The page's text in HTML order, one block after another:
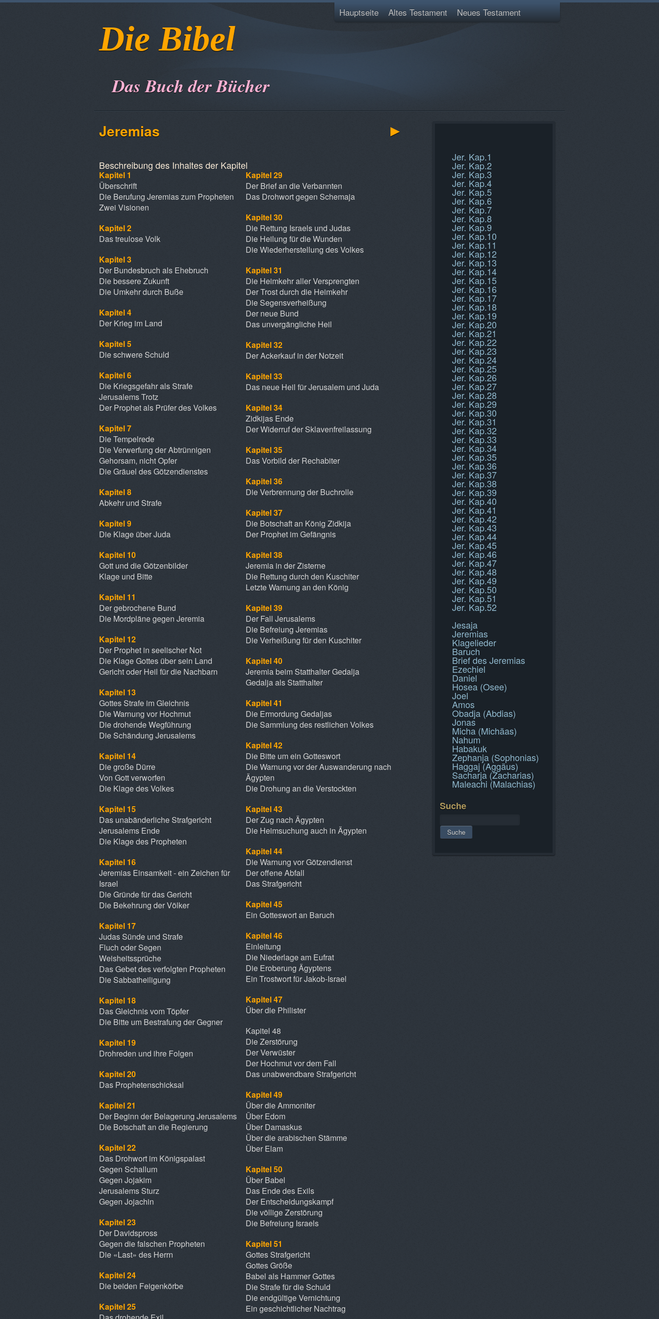
Die Bibel
Das Buch der Bücher
Hauptseite Altes Testament Neues Testament
Jeremias ►
Beschreibung des Inhaltes der Kapitel
Kapitel 1
Überschrift
Die Berufung Jeremias zum Propheten
Zwei Visionen
Kapitel 2
Das treulose Volk
Kapitel 3
Der Bundesbruch als Ehebruch
Die bessere Zukunft
Die Umkehr durch Buße
Kapitel 4
Der Krieg im Land
Kapitel 5
Die schwere Schuld
Kapitel 6
Die Kriegsgefahr als Strafe
Jerusalems Trotz
Der Prophet als Prüfer des Volkes
Kapitel 7
Die Tempelrede
Die Verwerfung der Abtrünnigen
Gehorsam, nicht Opfer
Die Gräuel des Götzendienstes
Kapitel 8
Abkehr und Strafe
Kapitel 9
Die Klage über Juda
Kapitel 10
Gott und die Götzenbilder
Klage und Bitte
Kapitel 11
Der gebrochene Bund
Die Mordpläne gegen Jeremia
Kapitel 12
Der Prophet in seelischer Not
Die Klage Gottes über sein Land
Gericht oder Heil für die Nachbarn
Kapitel 13
Gottes Strafe im Gleichnis
Die Warnung vor Hochmut
Die drohende Wegführung
Die Schändung Jerusalems
Kapitel 14
Die große Dürre
Von Gott verworfen
Die Klage des Volkes
Kapitel 15
Das unabänderliche Strafgericht
Jerusalems Ende
Die Klage des Propheten
Kapitel 16
Jeremias Einsamkeit - ein Zeichen für
Israel
Die Gründe für das Gericht
Die Bekehrung der Völker
Kapitel 17
Judas Sünde und Strafe
Fluch oder Segen
Weisheitssprüche
Das Gebet des verfolgten Propheten
Die Sabbatheiligung
Kapitel 18
Das Gleichnis vom Töpfer
Die Bitte um Bestrafung der Gegner
Kapitel 19
Drohreden und ihre Folgen
Kapitel 20
Das Prophetenschicksal
Kapitel 21
Der Beginn der Belagerung Jerusalems
Die Botschaft an die Regierung
Kapitel 22
Das Drohwort im Königspalast
Gegen Schallum
Gegen Jojakim
Jerusalems Sturz
Gegen Jojachin
Kapitel 23
Der Davidspross
Gegen die falschen Propheten
Die «Last» des Herrn
Kapitel 24
Die beiden Feigenkörbe
Kapitel 25
Kapitel 29
Der Brief an die Verbannten
Das Drohwort gegen Schemaja
Kapitel 30
Die Rettung Israels und Judas
Die Heilung für die Wunden
Die Wiederherstellung des Volkes
Kapitel 31
Die Heimkehr aller Versprengten
Der Trost durch die Heimkehr
Die Segensverheißung
Der neue Bund
Das unvergängliche Heil
Kapitel 32
Der Ackerkauf in der Notzeit
Kapitel 33
Das neue Heil für Jerusalem und Juda
Kapitel 34
Zidkijas Ende
Der Widerruf der Sklavenfreilassung
Kapitel 35
Das Vorbild der Rechabiter
Kapitel 36
Die Verbrennung der Buchrolle
Kapitel 37
Die Botschaft an König Zidkija
Der Prophet im Gefängnis
Kapitel 38
Jeremia in der Zisterne
Die Rettung durch den Kuschiter
Letzte Warnung an den König
Kapitel 39
Der Fall Jerusalems
Die Befreiung Jeremias
Die Verheißung für den Kuschiter
Kapitel 40
Jeremia beim Statthalter Gedalja
Gedalja als Statthalter
Kapitel 41
Die Ermordung Gedaljas
Die Sammlung des restlichen Volkes
Kapitel 42
Die Bitte um ein Gotteswort
Die Warnung vor der Auswanderung nach
Ägypten
Die Drohung an die Verstockten
Kapitel 43
Der Zug nach Ägypten
Die Heimsuchung auch in Ägypten
Kapitel 44
Die Warnung vor Götzendienst
Der offene Abfall
Das Strafgericht
Kapitel 45
Ein Gotteswort an Baruch
Kapitel 46
Einleitung
Die Niederlage am Eufrat
Die Eroberung Ägyptens
Ein Trostwort für Jakob-Israel
Kapitel 47
Über die Philister
Kapitel 48
Die Zerstörung
Der Verwüster
Der Hochmut vor dem Fall
Das unabwendbare Strafgericht
Kapitel 49
Über die Ammoniter
Über Edom
Über Damaskus
Über die arabischen Stämme
Über Elam
Kapitel 50
Über Babel
Das Ende des Exils
Der Entscheidungskampf
Die völlige Zerstörung
Die Befreiung Israels
Kapitel 51
Gottes Strafgericht
Gottes Größe
Babel als Hammer Gottes
Die Strafe für die Schuld
Die endgültige Vernichtung
Ein geschichtlicher Nachtrag
Jer. Kap.1
Jer. Kap.2
Jer. Kap.3
Jer. Kap.4
Jer. Kap.5
Jer. Kap.6
Jer. Kap.7
Jer. Kap.8
Jer. Kap.9
Jer. Kap.10
Jer. Kap.11
Jer. Kap.12
Jer. Kap.13
Jer. Kap.14
Jer. Kap.15
Jer. Kap.16
Jer. Kap.17
Jer. Kap.18
Jer. Kap.19
Jer. Kap.20
Jer. Kap.21
Jer. Kap.22
Jer. Kap.23
Jer. Kap.24
Jer. Kap.25
Jer. Kap.26
Jer. Kap.27
Jer. Kap.28
Jer. Kap.29
Jer. Kap.30
Jer. Kap.31
Jer. Kap.32
Jer. Kap.33
Jer. Kap.34
Jer. Kap.35
Jer. Kap.36
Jer. Kap.37
Jer. Kap.38
Jer. Kap.39
Jer. Kap.40
Jer. Kap.41
Jer. Kap.42
Jer. Kap.43
Jer. Kap.44
Jer. Kap.45
Jer. Kap.46
Jer. Kap.47
Jer. Kap.48
Jer. Kap.49
Jer. Kap.50
Jer. Kap.51
Jer. Kap.52
Jesaja
Jeremias
Klagelieder
Baruch
Brief des Jeremias
Ezechiel
Daniel
Hosea (Osee)
Joel
Amos
Obadja (Abdias)
Jonas
Micha (Michäas)
Nahum
Habakuk
Zephanja (Sophonias)
Haggaj (Aggäus)
Sacharja (Zacharias)
Maleachi (Malachias)
Suche